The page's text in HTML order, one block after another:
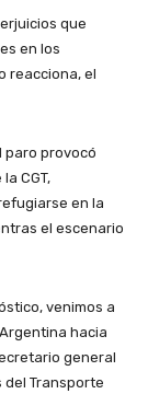
que
en los
reacciona, el
paro provocó
CGT,
en la
el escenario
venimos a
hacia
general
Transporte